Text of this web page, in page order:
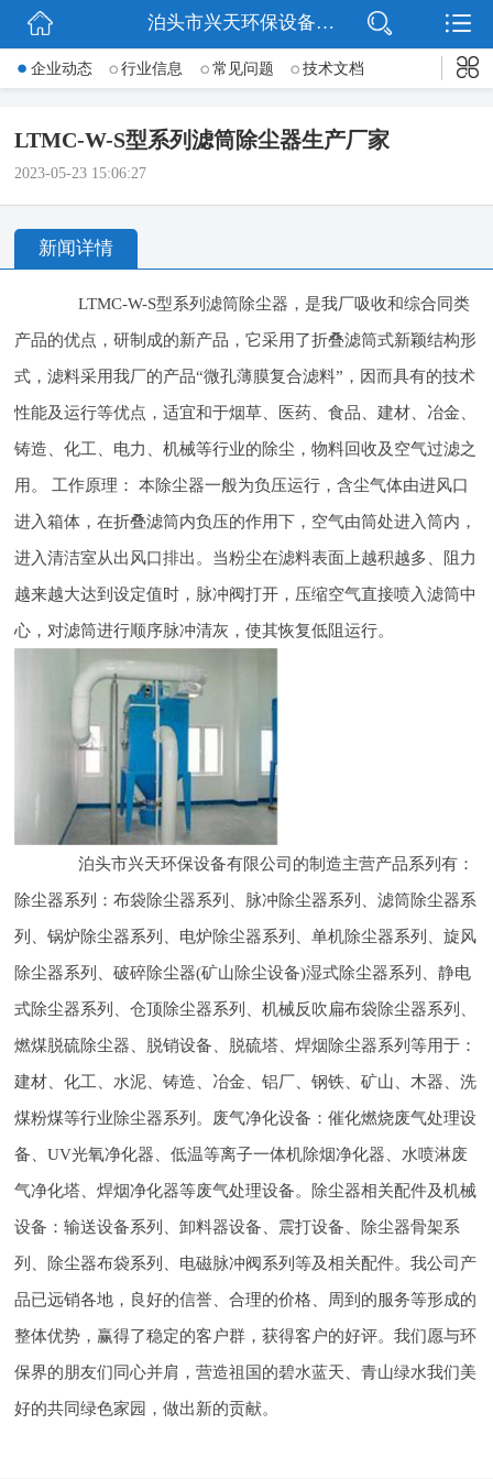
网站首页
新闻动态
联系我们
泊头市兴天环保设备有限公司
企业动态 行业信息 常见问题 技术文档
LTMC-W-S型系列滤筒除尘器生产厂家
2023-05-23 15:06:27
新闻详情
LTMC-W-S型系列滤筒除尘器，是我厂吸收和综合同类
产品的优点，研制成的新产品，它采用了折叠滤筒式新颖结构形
式，滤料采用我厂的产品“微孔薄膜复合滤料”，因而具有的技术
性能及运行等优点，适宜和于烟草、医药、食品、建材、冶金、
铸造、化工、电力、机械等行业的除尘，物料回收及空气过滤之
用。 工作原理： 本除尘器一般为负压运行，含尘气体由进风口
进入箱体，在折叠滤筒内负压的作用下，空气由筒处进入筒内，
进入清洁室从出风口排出。当粉尘在滤料表面上越积越多、阻力
越来越大达到设定值时，脉冲阀打开，压缩空气直接喷入滤筒中
心，对滤筒进行顺序脉冲清灰，使其恢复低阻运行。
泊头市兴天环保设备有限公司的制造主营产品系列有：
除尘器系列：布袋除尘器系列、脉冲除尘器系列、滤筒除尘器系
列、锅炉除尘器系列、电炉除尘器系列、单机除尘器系列、旋风
除尘器系列、破碎除尘器(矿山除尘设备)湿式除尘器系列、静电
式除尘器系列、仓顶除尘器系列、机械反吹扁布袋除尘器系列、
燃煤脱硫除尘器、脱销设备、脱硫塔、焊烟除尘器系列等用于：
建材、化工、水泥、铸造、冶金、铝厂、钢铁、矿山、木器、洗
煤粉煤等行业除尘器系列。废气净化设备：催化燃烧废气处理设
备、UV光氧净化器、低温等离子一体机除烟净化器、水喷淋废
气净化塔、焊烟净化器等废气处理设备。除尘器相关配件及机械
设备：输送设备系列、卸料器设备、震打设备、除尘器骨架系
列、除尘器布袋系列、电磁脉冲阀系列等及相关配件。我公司产
品已远销各地，良好的信誉、合理的价格、周到的服务等形成的
整体优势，赢得了稳定的客户群，获得客户的好评。我们愿与环
保界的朋友们同心并肩，营造祖国的碧水蓝天、青山绿水我们美
好的共同绿色家园，做出新的贡献。